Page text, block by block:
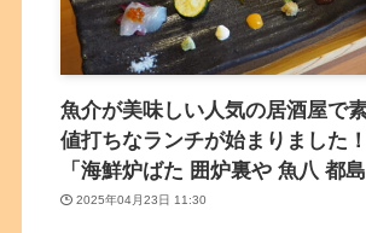
魚介が美味しい人気の居酒屋で
値打ちなランチが始まりまし
「海鮮炉ばた 囲炉裏や 魚八 都島
2025年04月23日 11:30